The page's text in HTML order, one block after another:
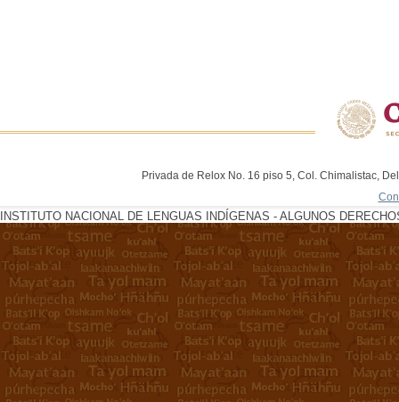
Privada de Relox No. 16 piso 5, Col. Chimalistac,
INSTITUTO NACIONAL DE LENGUAS INDÍGENAS - ALGUNOS